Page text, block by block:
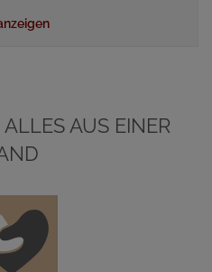
AUS EINER